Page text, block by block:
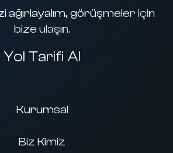
ağırlayalım, görüşmeler için
bize ulaşın.
Yol Tarifi Al
Kurumsal
Biz Kimiz